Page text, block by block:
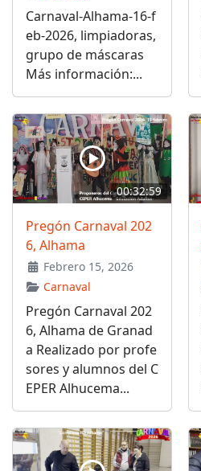
Carnaval-Alhama-16-f
eb-2026, limpiadoras,
grupo de máscaras
Más información:...
00:32:59
Pregón Carnaval 202
6, Alhama
Febrero 15, 2026
Carnaval
Pregón Carnaval 202
6, Alhama de Granad
a Realizado por profe
sores y alumnos del C
EPER Alhucema...